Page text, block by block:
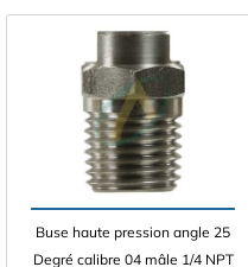
Buse haute pression angle 25
Degré calibre 04 mâle 1/4 NPT